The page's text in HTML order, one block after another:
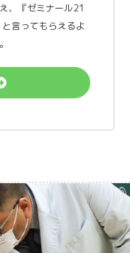
、『ゼミナール21
言ってもらえるよ